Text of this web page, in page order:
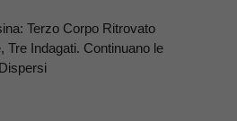
Terzo Corpo Ritrovato
Tre Indagati. Continuano le